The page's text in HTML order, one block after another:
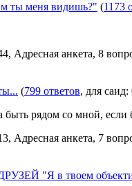
ты меня видишь?" (1173
Адресная анкета, 8
(799 ответов, для саид:
быть рядом со мной, если
Адресная анкета, 7
"Я в твоем